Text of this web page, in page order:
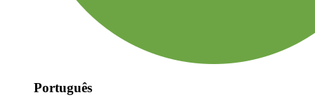
Português